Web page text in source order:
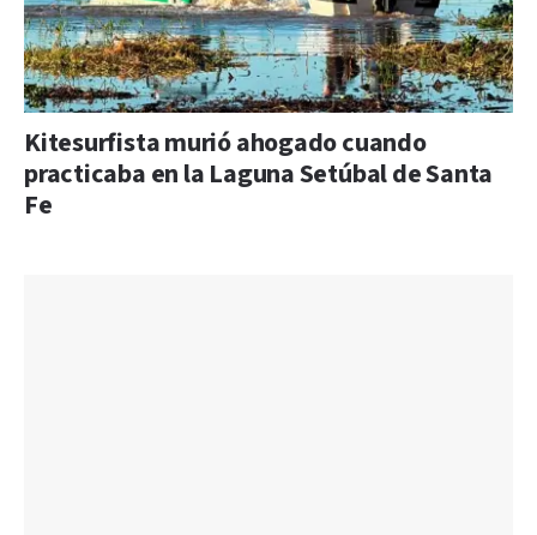
Kitesurfista murió ahogado cuando
practicaba en la Laguna Setúbal de Santa
Fe